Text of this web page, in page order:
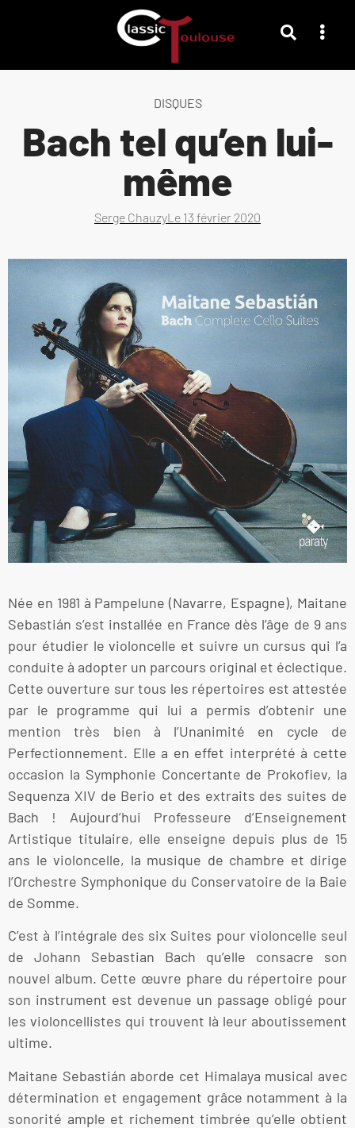
DISQUES
Bach tel qu’en lui-
même
Serge ChauzyLe 13 février 2020
Née en 1981 à Pampelune (Navarre, Espagne), Maitane
Sebastián s’est installée en France dès l’âge de 9 ans
pour étudier le violoncelle et suivre un cursus qui l’a
conduite à adopter un parcours original et éclectique.
Cette ouverture sur tous les répertoires est attestée
par le programme qui lui a permis d’obtenir une
mention très bien à l’Unanimité en cycle de
Perfectionnement. Elle a en effet interprété à cette
occasion la Symphonie Concertante de Prokofiev, la
Sequenza XIV de Berio et des extraits des suites de
Bach ! Aujourd’hui Professeure d’Enseignement
Artistique titulaire, elle enseigne depuis plus de 15
ans le violoncelle, la musique de chambre et dirige
l’Orchestre Symphonique du Conservatoire de la Baie
de Somme.
C’est à l’intégrale des six Suites pour violoncelle seul
de Johann Sebastian Bach qu’elle consacre son
nouvel album. Cette œuvre phare du répertoire pour
son instrument est devenue un passage obligé pour
les violoncellistes qui trouvent là leur aboutissement
ultime.
Maitane Sebastián aborde cet Himalaya musical avec
détermination et engagement grâce notamment à la
sonorité ample et richement timbrée qu’elle obtient